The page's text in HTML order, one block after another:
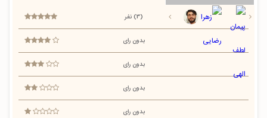
(3) نفر
بدون رای
بدون رای
بدون رای
بدون رای